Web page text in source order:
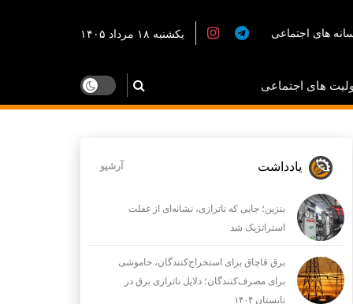
های اجتماعی یکشنبه ۱۸ مرداد ۱۴۰۵
های اجتماعی
یادداشت آرشیو
بنزین؛ جایی که ناترازی، نشانه‌ای از غفلت
استراتژیک شد
برق قاچاق برای استخراج‌کنندگان، خاموشی
برای مصرف‌کنندگان؛ دلایل ناترازی برق در
تابستان ۱۴۰۴